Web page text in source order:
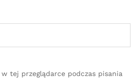
tej przeglądarce podczas pisania